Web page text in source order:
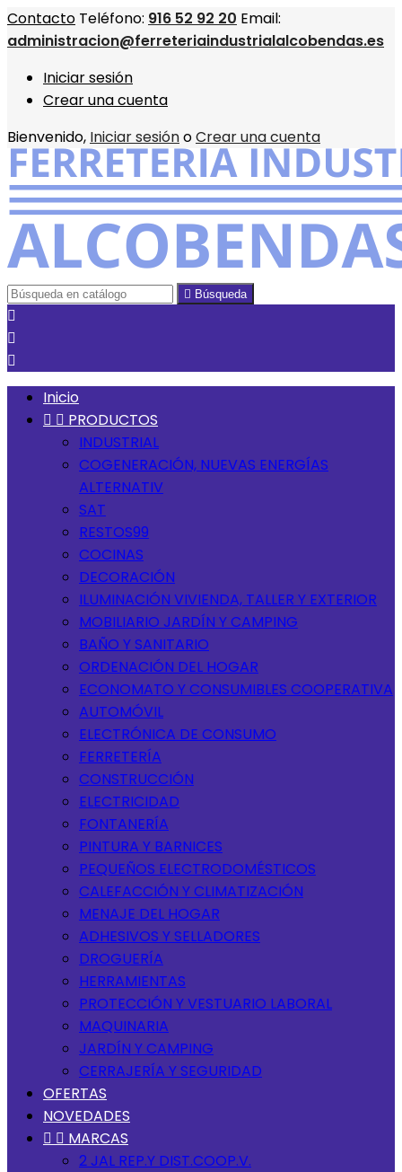
Contacto Teléfono: 916 52 92 20 Email:
administracion@ferreteriaindustrialalcobendas.es
Iniciar sesión
Crear una cuenta
Bienvenido, Iniciar sesiónoCrear una cuenta
 Búsqueda



Inicio
  PRODUCTOS
INDUSTRIAL
COGENERACIÓN, NUEVAS ENERGÍAS
ALTERNATIV
SAT
RESTOS99
COCINAS
DECORACIÓN
ILUMINACIÓN VIVIENDA, TALLER Y EXTERIOR
MOBILIARIO JARDÍN Y CAMPING
BAÑO Y SANITARIO
ORDENACIÓN DEL HOGAR
ECONOMATO Y CONSUMIBLES COOPERATIVA
AUTOMÓVIL
ELECTRÓNICA DE CONSUMO
FERRETERÍA
CONSTRUCCIÓN
ELECTRICIDAD
FONTANERÍA
PINTURA Y BARNICES
PEQUEÑOS ELECTRODOMÉSTICOS
CALEFACCIÓN Y CLIMATIZACIÓN
MENAJE DEL HOGAR
ADHESIVOS Y SELLADORES
DROGUERÍA
HERRAMIENTAS
PROTECCIÓN Y VESTUARIO LABORAL
MAQUINARIA
JARDÍN Y CAMPING
CERRAJERÍA Y SEGURIDAD
OFERTAS
NOVEDADES
  MARCAS
2 JAL REP.Y DIST.COOP.V.